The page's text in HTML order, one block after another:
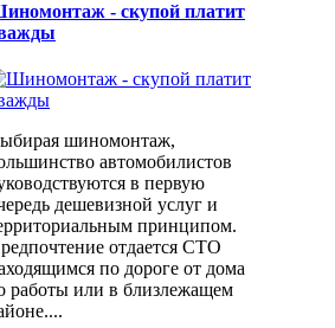
- скупой платит
шиномонтаж,
автомобилистов
в первую
дешевизной услуг и
принципом.
отдается СТО
по дороге от дома
работы или в близлежащем